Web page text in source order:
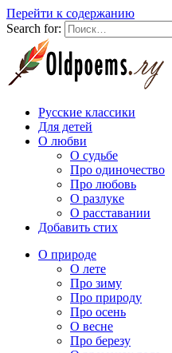
Перейти к содержанию
Search for:
Русские классики
Для детей
О любви
О судьбе
Про одиночество
Про любовь
О разлуке
О расставании
Добавить стих
О природе
О лете
Про зиму
Про природу
Про осень
О весне
Про березу